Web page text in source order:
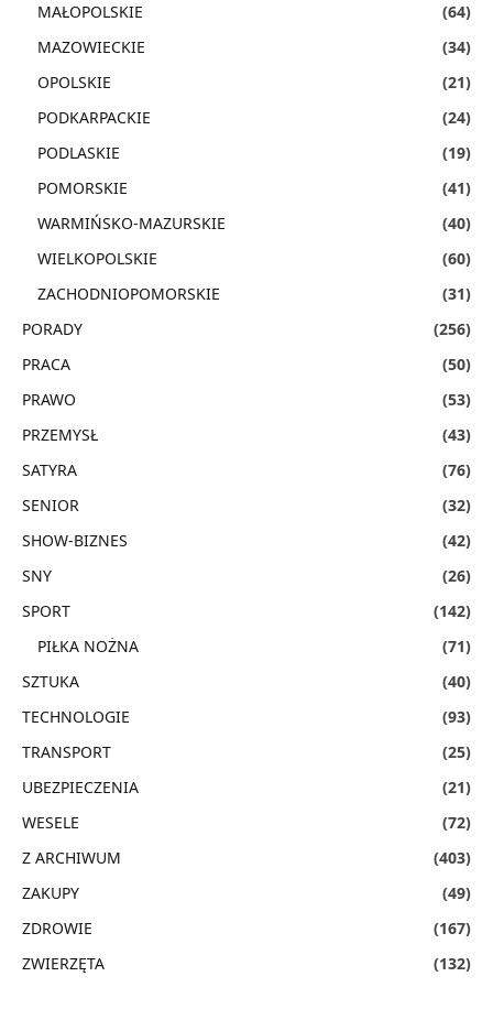
MAŁOPOLSKIE
(64)
MAZOWIECKIE
(34)
OPOLSKIE
(21)
PODKARPACKIE
(24)
PODLASKIE
(19)
POMORSKIE
(41)
WARMIŃSKO-MAZURSKIE
(40)
WIELKOPOLSKIE
(60)
ZACHODNIOPOMORSKIE
(31)
PORADY
(256)
PRACA
(50)
PRAWO
(53)
PRZEMYSŁ
(43)
SATYRA
(76)
SENIOR
(32)
SHOW-BIZNES
(42)
SNY
(26)
SPORT
(142)
PIŁKA NOŻNA
(71)
SZTUKA
(40)
TECHNOLOGIE
(93)
TRANSPORT
(25)
UBEZPIECZENIA
(21)
WESELE
(72)
Z ARCHIWUM
(403)
ZAKUPY
(49)
ZDROWIE
(167)
ZWIERZĘTA
(132)